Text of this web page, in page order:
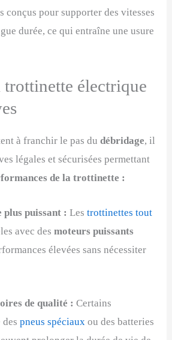
conçus pour supporter des vitesses
durée, ce qui entraîne une usure
trottinette électrique
à franchir le pas dudébridage, il
légales et sécurisées permettant
de la trottinette :
plus puissant : Lestrottinettes tout
avec desmoteurs puissants
élevées sans nécessiter
de qualité : Certains
despneus spéciaux ou des batteries